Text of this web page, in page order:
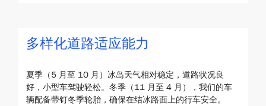
多样化道路适应能力
夏季（5 月至 10 月）冰岛天气相对稳定，道路状况良
好，小型车驾驶轻松。冬季（11 月至 4 月），我们的车
辆配备带钉冬季轮胎，确保在结冰路面上的行车安全。